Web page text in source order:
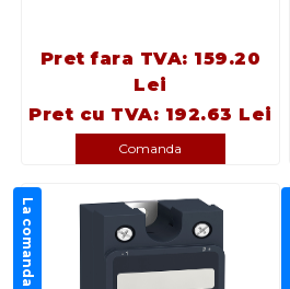
Pret fara TVA: 159.20
Lei
Pret cu TVA: 192.63 Lei
Comanda
La comanda